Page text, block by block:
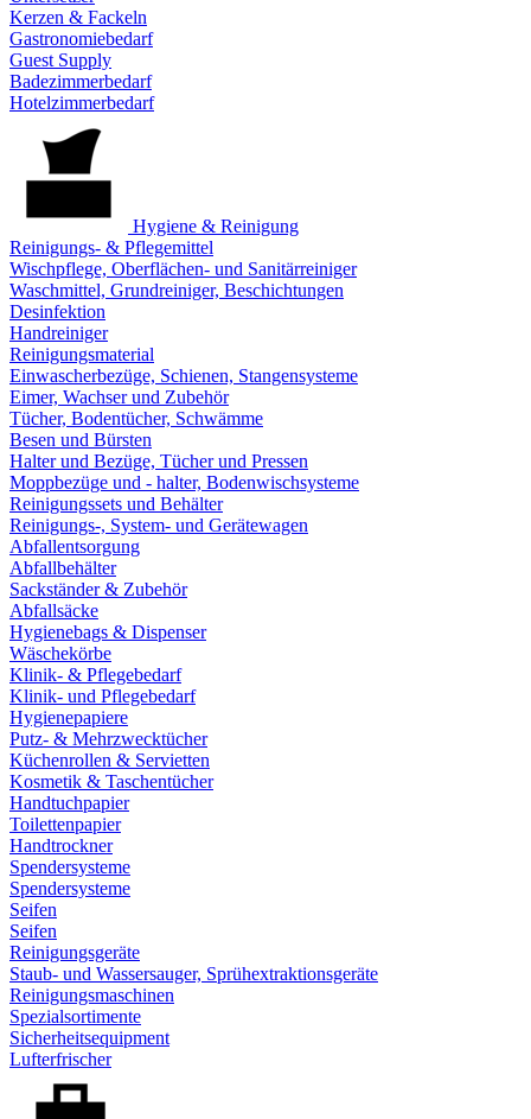
Kerzen & Fackeln
Gastronomiebedarf
Guest Supply
Badezimmerbedarf
Hotelzimmerbedarf
Hygiene & Reinigung
Reinigungs- & Pflegemittel
Wischpflege, Oberflächen- und Sanitärreiniger
Waschmittel, Grundreiniger, Beschichtungen
Desinfektion
Handreiniger
Reinigungsmaterial
Einwascherbezüge, Schienen, Stangensysteme
Eimer, Wachser und Zubehör
Tücher, Bodentücher, Schwämme
Besen und Bürsten
Halter und Bezüge, Tücher und Pressen
Moppbezüge und - halter, Bodenwischsysteme
Reinigungssets und Behälter
Reinigungs-, System- und Gerätewagen
Abfallentsorgung
Abfallbehälter
Sackständer & Zubehör
Abfallsäcke
Hygienebags & Dispenser
Wäschekörbe
Klinik- & Pflegebedarf
Klinik- und Pflegebedarf
Hygienepapiere
Putz- & Mehrzwecktücher
Küchenrollen & Servietten
Kosmetik & Taschentücher
Handtuchpapier
Toilettenpapier
Handtrockner
Spendersysteme
Spendersysteme
Seifen
Seifen
Reinigungsgeräte
Staub- und Wassersauger, Sprühextraktionsgeräte
Reinigungsmaschinen
Spezialsortimente
Sicherheitsequipment
Lufterfrischer